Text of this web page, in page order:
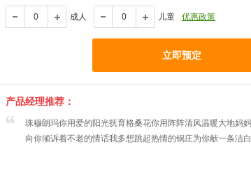
成人 儿童 优惠政策
立即预定
产品经理推荐：
珠穆朗玛你用爱的阳光抚育格桑花你用阵阵清风温暖大地妈
向你倾诉着不老的情话我多想跳起热情的锅庄为你献一条洁